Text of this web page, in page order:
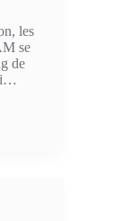
les
se
de